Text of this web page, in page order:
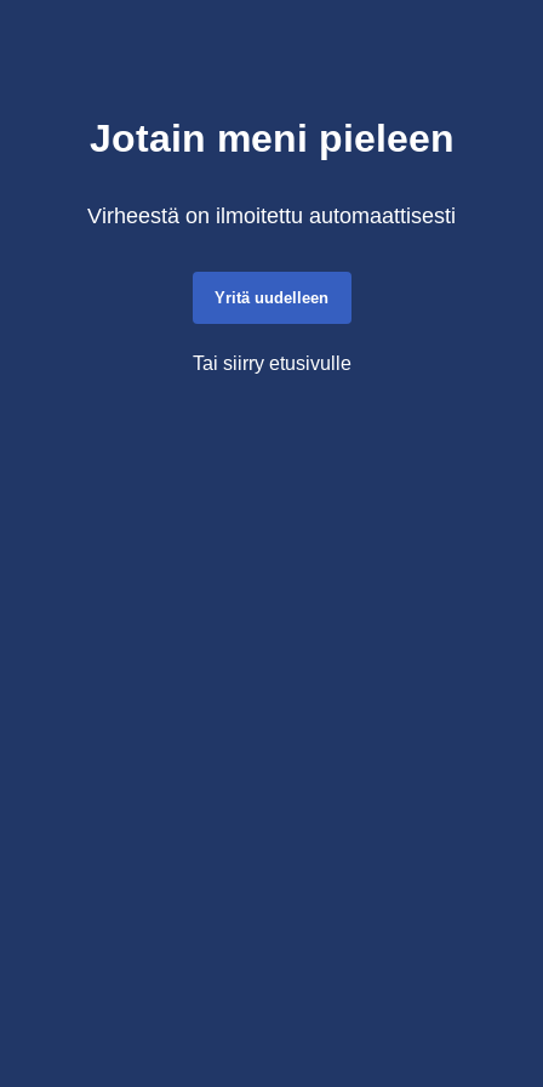
Jotain meni pieleen
Virheestä on ilmoitettu automaattisesti
Yritä uudelleen
Tai siirry etusivulle